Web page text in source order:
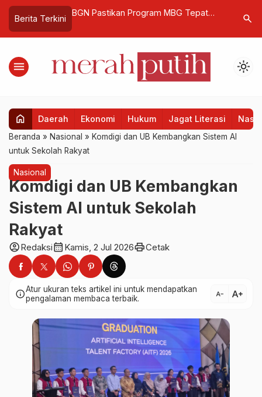
Berita Terkini
Gejolak
BGN Pastikan Program MBG Tepat
Prioritas
HK
Dorong
search
menu light_mode
home Daerah Ekonomi Hukum Jagat Literasi
Beranda » Nasional » Komdigi dan UB Kembangkan Sistem AI
untuk Sekolah Rakyat
Nasional
Komdigi dan UB Kembangkan
Sistem AI untuk Sekolah
Rakyat
account_circleRedaksicalendar_month Kamis, 2 Jul 2026printCetak
infoAtur ukuran teks artikel ini untuk mendapatkan
pengalaman membaca terbaik.
text_decrease text_increase